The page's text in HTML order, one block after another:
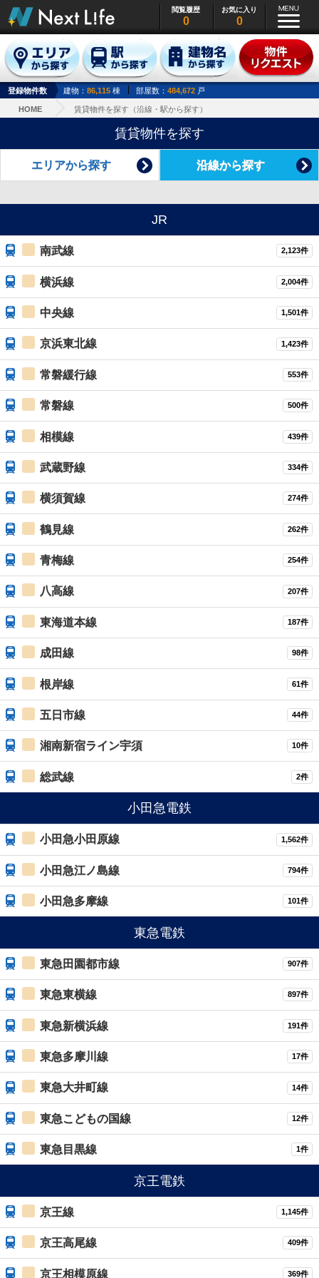
閲覧履歴
0
お気に入り
0
登録物件数 建物： 86,115 棟 部屋数： 484,672 戸
HOME 賃貸物件を探す（沿線・駅から探す）
賃貸物件を探す
エリアから探す 沿線から探す
JR
南武線 2,123件
横浜線 2,004件
中央線 1,501件
京浜東北線 1,423件
常磐緩行線 553件
常磐線 500件
相模線 439件
武蔵野線 334件
横須賀線 274件
鶴見線 262件
青梅線 254件
八高線 207件
東海道本線 187件
成田線 98件
根岸線 61件
五日市線 44件
湘南新宿ライン宇須 10件
総武線 2件
小田急電鉄
小田急小田原線 1,562件
小田急江ノ島線 794件
小田急多摩線 101件
東急電鉄
東急田園都市線 907件
東急東横線 897件
東急新横浜線 191件
東急多摩川線 17件
東急大井町線 14件
東急こどもの国線 12件
東急目黒線 1件
京王電鉄
京王線 1,145件
京王高尾線 409件
京王相模原線 369件